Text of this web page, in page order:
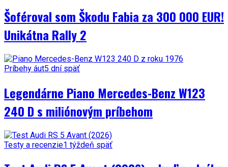
Šoféroval som Škodu Fabia za 300 000 EUR!
Unikátna Rally 2
Príbehy áut5 dní späť
Legendárne Piano Mercedes-Benz W123
240 D s miliónovým príbehom
Testy a recenzie1 týždeň späť